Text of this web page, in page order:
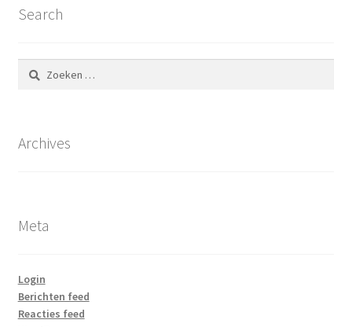
Search
Zoeken
naar:
Archives
Meta
Login
Berichten feed
Reacties feed